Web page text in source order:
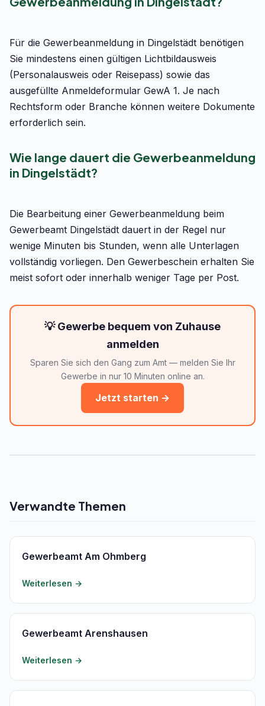
Für die Gewerbeanmeldung in Dingelstädt benötigen
Sie mindestens einen gültigen Lichtbildausweis
(Personalausweis oder Reisepass) sowie das
ausgefüllte Anmeldeformular GewA 1. Je nach
Rechtsform oder Branche können weitere Dokumente
erforderlich sein.
Wie lange dauert die Gewerbeanmeldung
in Dingelstädt?
Die Bearbeitung einer Gewerbeanmeldung beim
Gewerbeamt Dingelstädt dauert in der Regel nur
wenige Minuten bis Stunden, wenn alle Unterlagen
vollständig vorliegen. Den Gewerbeschein erhalten Sie
meist sofort oder innerhalb weniger Tage per Post.
💡 Gewerbe bequem von Zuhause
anmelden
Sparen Sie sich den Gang zum Amt — melden Sie Ihr
Gewerbe in nur 10 Minuten online an.
Jetzt starten →
Verwandte Themen
Gewerbeamt Am Ohmberg
Weiterlesen →
Gewerbeamt Arenshausen
Weiterlesen →